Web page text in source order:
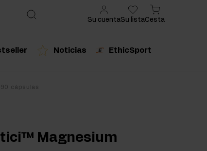
recomendado
Noticias EthicSport
Su cuentaSu listaCesta
cápsulas
Magnesium